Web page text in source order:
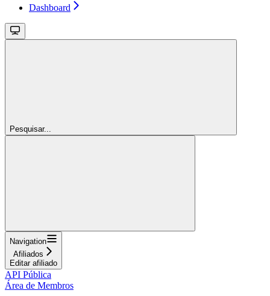
Dashboard
Pesquisar...
Navigation
Afiliados
Editar afiliado
API Pública
Área de Membros